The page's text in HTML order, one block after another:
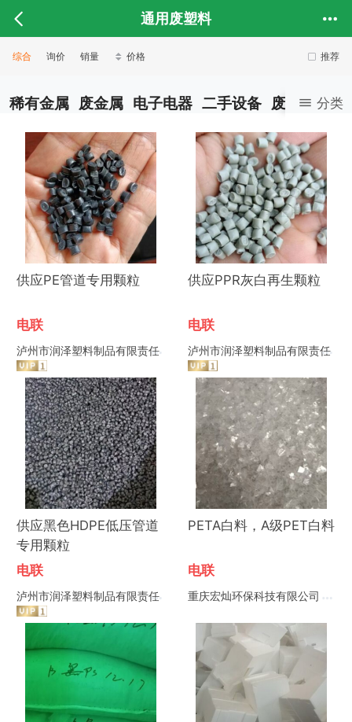
通用废塑料
推荐
综合 询价 销量 价格
分类
稀有金属 废金属 电子电器 二手设备 废塑料 废
供应PE管道专用颗粒
电联
泸州市润泽塑料制品有限责任
公司
供应PPR灰白再生颗粒
电联
泸州市润泽塑料制品有限责任
公司
供应黑色HDPE低压管道
专用颗粒
电联
泸州市润泽塑料制品有限责任
公司
PETA白料，A级PET白料
电联
重庆宏灿环保科技有限公司